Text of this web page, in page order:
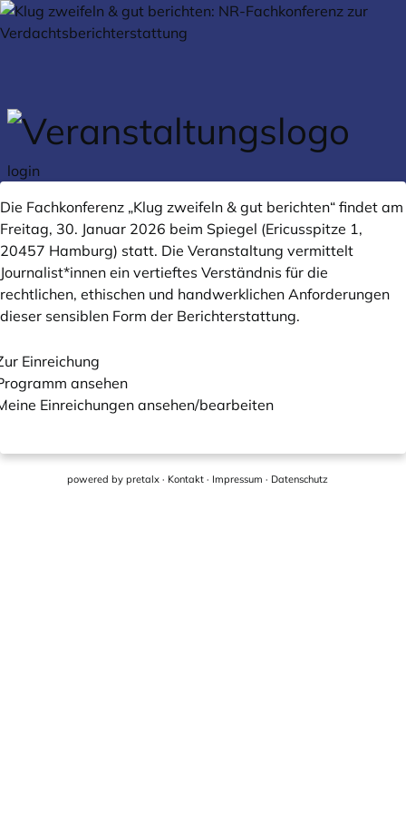
Zum Hauptteil springen
login
Die Fachkonferenz „Klug zweifeln & gut berichten“ findet am
Freitag, 30. Januar 2026 beim Spiegel (Ericusspitze 1,
20457 Hamburg) statt. Die Veranstaltung vermittelt
Journalist*innen ein vertieftes Verständnis für die
rechtlichen, ethischen und handwerklichen Anforderungen
dieser sensiblen Form der Berichterstattung.
Einreichungen ansehen/bearbeiten
ansehen
Einreichung
powered by pretalx · Kontakt · Impressum · Datenschutz